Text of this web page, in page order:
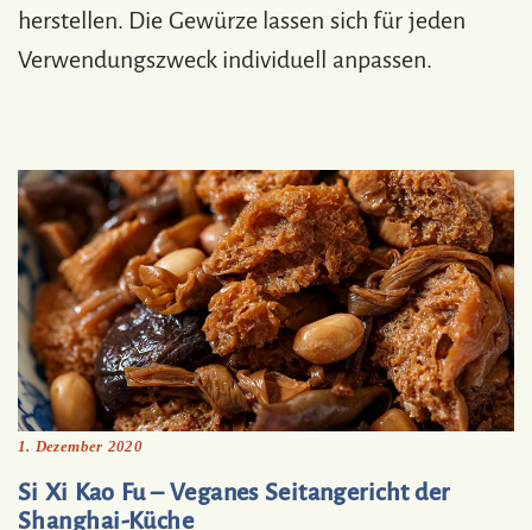
herstellen. Die Gewürze lassen sich für jeden
Verwendungszweck individuell anpassen.
1. Dezember 2020
Si Xi Kao Fu – Veganes Seitangericht der
Shanghai-Küche